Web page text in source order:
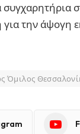
για την
Όμιλος